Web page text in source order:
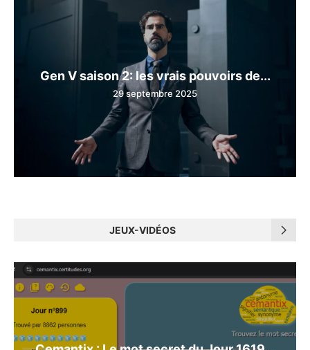
Gen V saison 2: les vrais pouvoirs de...
29 septembre 2025
JEUX-VIDÉOS